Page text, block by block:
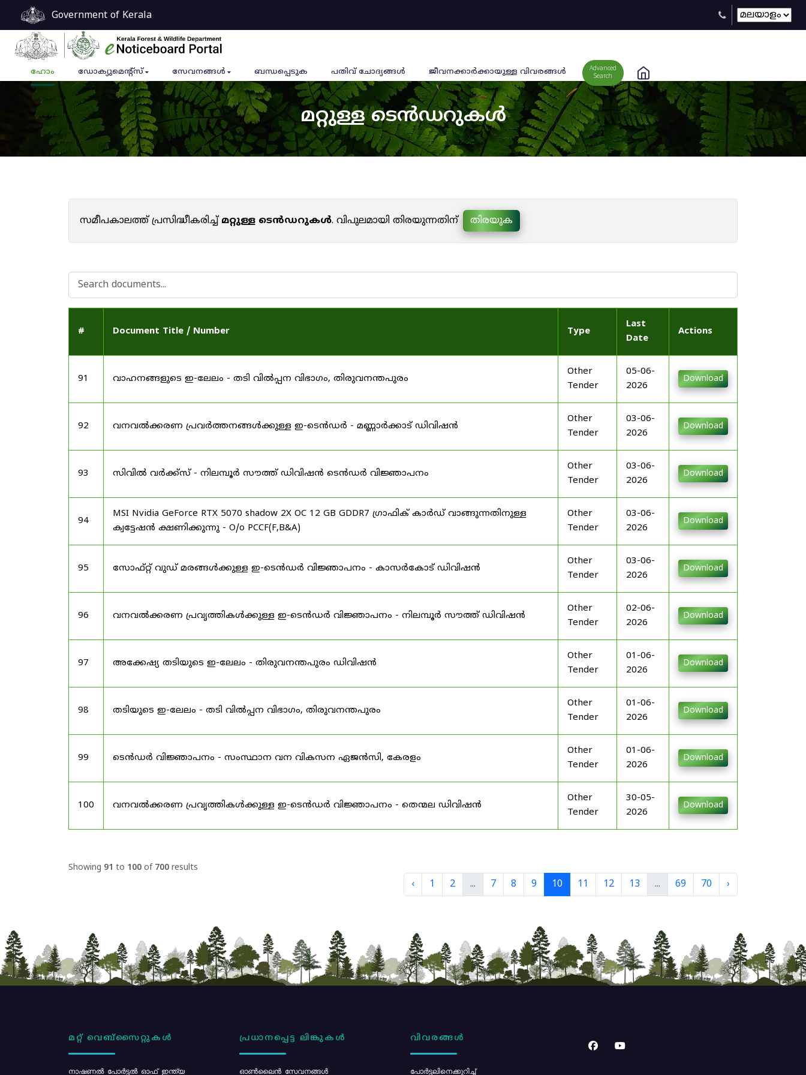
Government of Kerala
ഹോം ഡോക്യുമെൻ്റ്സ് സേവനങ്ങൾ ബന്ധപ്പെടുക പതിവ് ചോദ്യങ്ങൾ ജീവനക്കാര്‍ക്കായുള്ള വിവരങ്ങള്‍
Advanced
Search
മറ്റുള്ള ടെൻഡറുകൾ
സമീപകാലത്ത് പ്രസിദ്ധീകരിച്ച്മറ്റുള്ള ടെൻഡറുകൾ. വിപുലമായി തിരയുന്നതിന് തിരയുക
# Document Title / Number Type
Last
Date
Actions
91 വാഹനങ്ങളുടെ ഇ-ലേലം - തടി വിൽപ്പന വിഭാഗം, തിരുവനന്തപുരം
Other
Tender
05-06-
2026
Download
92 വനവൽക്കരണ പ്രവർത്തനങ്ങൾക്കുള്ള ഇ-ടെൻഡർ - മണ്ണാർക്കാട് ഡിവിഷൻ
Other
Tender
03-06-
2026
Download
93 സിവിൽ വർക്ക്സ് - നിലമ്പൂർ സൗത്ത് ഡിവിഷൻ ടെൻഡർ വിജ്ഞാപനം
Other
Tender
03-06-
2026
Download
94
MSI Nvidia GeForce RTX 5070 shadow 2X OC 12 GB GDDR7 ഗ്രാഫിക് കാർഡ് വാങ്ങുന്നതിനുള്ള
ക്വട്ടേഷൻ ക്ഷണിക്കുന്നു - O/o PCCF(F,B&A)
Other
Tender
03-06-
2026
Download
95 സോഫ്റ്റ് വുഡ് മരങ്ങൾക്കുള്ള ഇ-ടെൻഡർ വിജ്ഞാപനം - കാസർകോട് ഡിവിഷൻ
Other
Tender
03-06-
2026
Download
96 വനവൽക്കരണ പ്രവൃത്തികൾക്കുള്ള ഇ-ടെൻഡർ വിജ്ഞാപനം - നിലമ്പൂർ സൗത്ത് ഡിവിഷൻ
Other
Tender
02-06-
2026
Download
97 അക്കേഷ്യ തടിയുടെ ഇ-ലേലം - തിരുവനന്തപുരം ഡിവിഷൻ
Other
Tender
01-06-
2026
Download
98 തടിയുടെ ഇ-ലേലം - തടി വിൽപ്പന വിഭാഗം, തിരുവനന്തപുരം
Other
Tender
01-06-
2026
Download
99 ടെൻഡർ വിജ്ഞാപനം - സംസ്ഥാന വന വികസന ഏജൻസി, കേരളം
Other
Tender
01-06-
2026
Download
100 വനവൽക്കരണ പ്രവൃത്തികൾക്കുള്ള ഇ-ടെൻഡർ വിജ്ഞാപനം - തെന്മല ഡിവിഷൻ
Other
Tender
30-05-
2026
Download
Showing 91 to 100 of 700 results
‹ 1 2 ... 7 8 9 10 11 12 13 ... 69 70 ›
മറ്റ് വെബ്സൈറ്റുകൾ
നാഷണൽ പോർട്ടൽ ഓഫ് ഇന്ത്യ
പ്രധാനപ്പെട്ട ലിങ്കുകൾ
ഓൺലൈൻ സേവനങ്ങൾ
വിവരങ്ങൾ
പോര്‍ട്ടലിനെക്കുറിച്ച്